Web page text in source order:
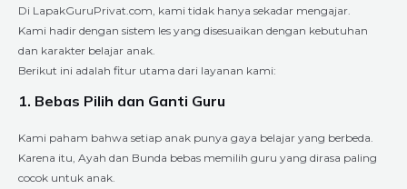
Di LapakGuruPrivat.com, kami tidak hanya sekadar mengajar.
Kami hadir dengan sistem les yang disesuaikan dengan kebutuhan
dan karakter belajar anak.
Berikut ini adalah fitur utama dari layanan kami:
1. Bebas Pilih dan Ganti Guru
Kami paham bahwa setiap anak punya gaya belajar yang berbeda.
Karena itu, Ayah dan Bunda bebas memilih guru yang dirasa paling
cocok untuk anak.